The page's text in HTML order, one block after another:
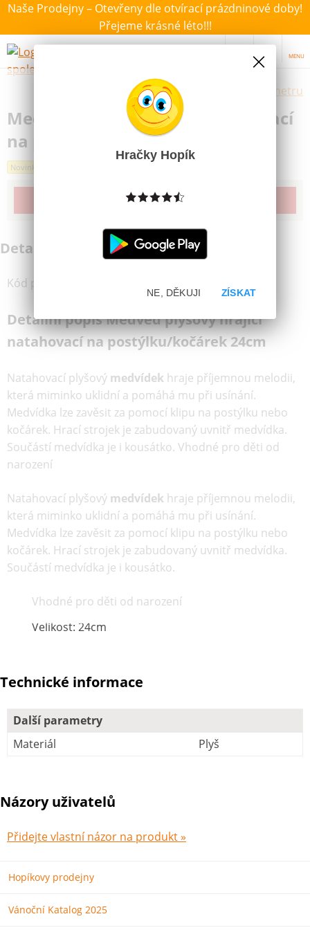
Naše Prodejny – Otevřeny dle otvírací prázdninové doby!
Přejeme krásné léto!!!
MENU
Výběr hraček dle zvoleného parametru
Medvěd plyšový hrající natahovací
na postýlku/kočárek 24cm
Novinka
Produkt již bohužel není dostupný
Detailní informace
Kód produktu
Detailní popis Medvěd plyšový hrající
natahovací na postýlku/kočárek 24cm
Natahovací plyšový medvídek hraje příjemnou melodii,
která miminko uklidní a pomáhá mu při usínání.
Medvídka lze zavěsit za pomocí klipu na postýlku nebo
kočárek. Hrací strojek je zabudovaný uvnitř medvídka.
Součástí medvídka je i kousátko. Vhodné pro děti od
narození
Natahovací plyšový medvídek hraje příjemnou melodii,
která miminko uklidní a pomáhá mu při usínání.
Medvídka lze zavěsit za pomocí klipu na postýlku nebo
kočárek. Hrací strojek je zabudovaný uvnitř medvídka.
Součástí medvídka je i kousátko.
Vhodné pro děti od narození
Velikost: 24cm
Technické informace
Další parametry
Materiál
Plyš
Názory uživatelů
Přidejte vlastní názor na produkt »
Hopíkovy prodejny
Vánoční Katalog 2025
Hračky Hopík
ZÍSKAT
NE, DĚKUJI